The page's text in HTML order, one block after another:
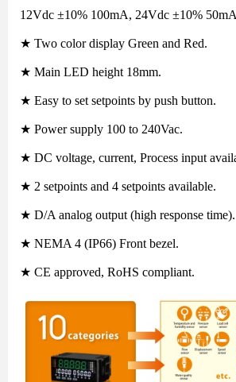
12Vdc ±10% 100mA, 24Vdc ±10% 50mA
★ Two color display Green and Red.
★ Main LED height 18mm.
★ Easy to set setpoints by push button.
★ Power supply 100 to 240Vac.
★ DC voltage, current, Process input
★ 2 setpoints and 4 setpoints available.
★ D/A analog output (high response time).
★ NEMA 4 (IP66) Front bezel.
★ CE approved, RoHS compliant.